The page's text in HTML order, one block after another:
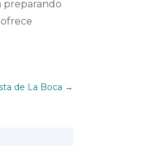
preparando
de La Boca →